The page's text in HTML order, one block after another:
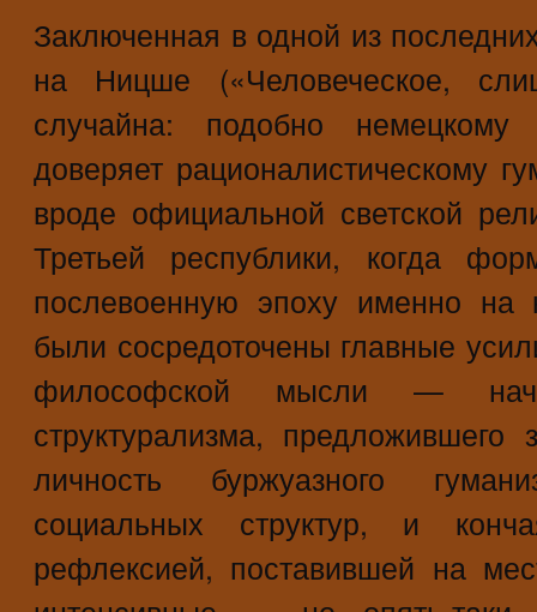
Заключенная в одной из
на Ницше («Человеческое,
случайна: подобно
доверяет рационалистическому
вроде официальной светской
Третьей республики, когда
послевоенную эпоху именно на
были сосредоточены главные
философской мысли —
структурализма, предложившего
личность буржуазного
социальных структур, и
рефлексией, поставившей на